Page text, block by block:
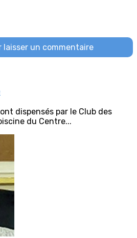
un commentaire
dispensés par le Club des
du Centre...